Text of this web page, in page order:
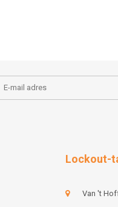
Lockout-
Van 't